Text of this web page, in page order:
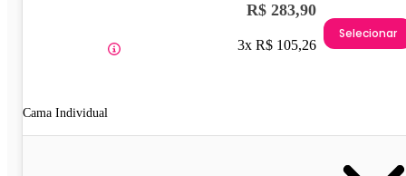
Cama Individual
R$ 283,90
3x R$ 105,26
Selecionar